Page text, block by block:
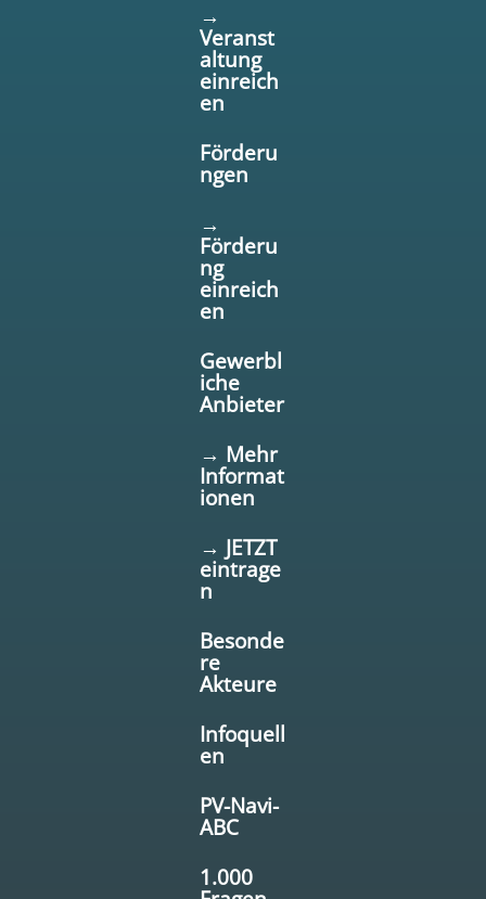
→
Veranst
altung
einreich
en
Förderu
ngen
→
Förderu
ng
einreich
en
Gewerbl
iche
Anbieter
→ Mehr
Informat
ionen
→ JETZT
eintrage
n
Besonde
re
Akteure
Infoquell
en
PV-Navi-
ABC
1.000